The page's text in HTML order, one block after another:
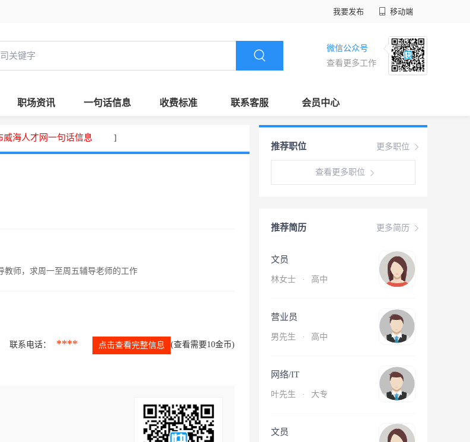
我要发布 移动端
微信公众号
查看更多工作
职场资讯 一句话信息 收费标准 联系客服 会员中心
威海人才网一句话信息 ]
教师，求周一至周五辅导老师的工作
联系电话： **** 点击查看完整信息 (查看需要10金币)
更多职位
推荐职位
查看更多职位
更多简历
推荐简历
文员
林女士 · 高中
营业员
男先生 · 高中
网络/IT
叶先生 · 大专
文员